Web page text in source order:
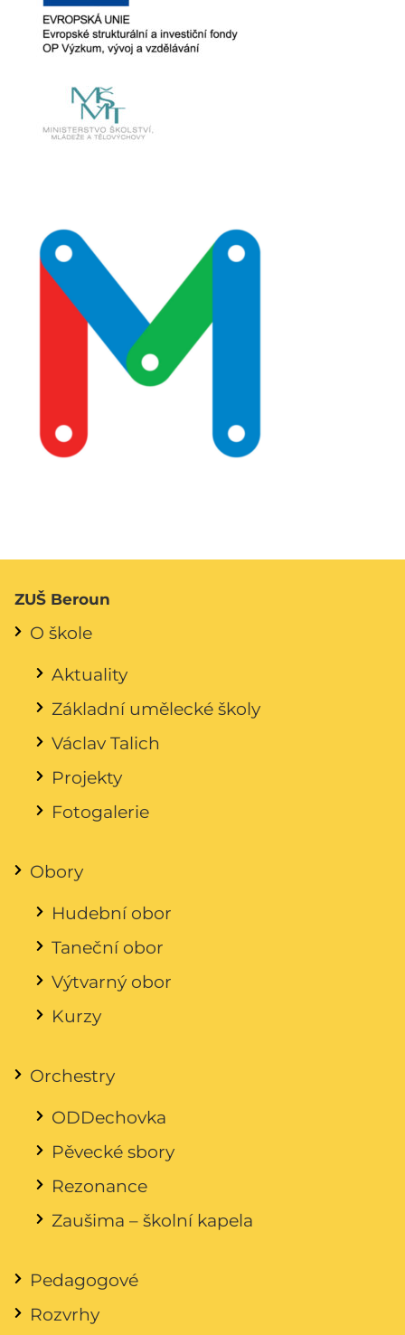
ZUŠ Beroun
O škole
Aktuality
Základní umělecké školy
Václav Talich
Projekty
Fotogalerie
Obory
Hudební obor
Taneční obor
Výtvarný obor
Kurzy
Orchestry
ODDechovka
Pěvecké sbory
Rezonance
Zaušima – školní kapela
Pedagogové
Rozvrhy